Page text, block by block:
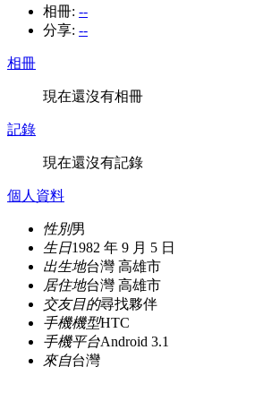
相冊: --
分享: --
相冊
現在還沒有相冊
記錄
現在還沒有記錄
個人資料
性別男
生日1982 年 9 月 5 日
出生地台灣 高雄市
居住地台灣 高雄市
交友目的尋找夥伴
手機機型HTC
手機平台Android 3.1
來自台灣